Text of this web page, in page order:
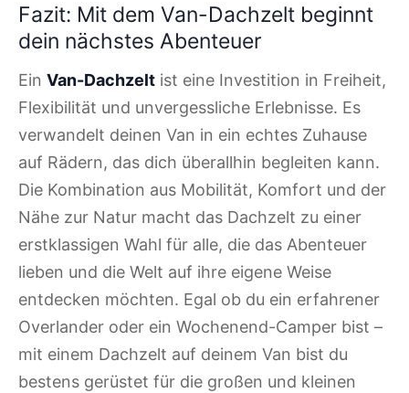
Fazit: Mit dem Van-Dachzelt beginnt
dein nächstes Abenteuer
Ein Van-Dachzelt ist eine Investition in Freiheit,
Flexibilität und unvergessliche Erlebnisse. Es
verwandelt deinen Van in ein echtes Zuhause
auf Rädern, das dich überallhin begleiten kann.
Die Kombination aus Mobilität, Komfort und der
Nähe zur Natur macht das Dachzelt zu einer
erstklassigen Wahl für alle, die das Abenteuer
lieben und die Welt auf ihre eigene Weise
entdecken möchten. Egal ob du ein erfahrener
Overlander oder ein Wochenend-Camper bist –
mit einem Dachzelt auf deinem Van bist du
bestens gerüstet für die großen und kleinen